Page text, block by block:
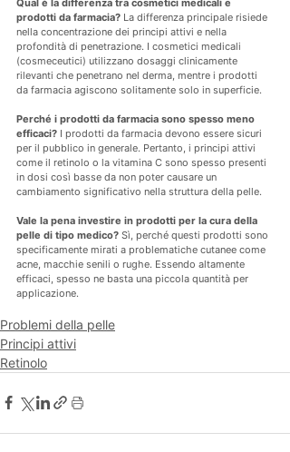
prodotti da farmacia? La differenza principale risiede
nella concentrazione dei principi attivi e nella
profondità di penetrazione. I cosmetici medicali
(cosmeceutici) utilizzano dosaggi clinicamente
rilevanti che penetrano nel derma, mentre i prodotti
da farmacia agiscono solitamente solo in superficie.
Perché i prodotti da farmacia sono spesso meno
efficaci? I prodotti da farmacia devono essere sicuri
per il pubblico in generale. Pertanto, i principi attivi
come il retinolo o la vitamina C sono spesso presenti
in dosi così basse da non poter causare un
cambiamento significativo nella struttura della pelle.
Vale la pena investire in prodotti per la cura della
pelle di tipo medico? Sì, perché questi prodotti sono
specificamente mirati a problematiche cutanee come
acne, macchie senili o rughe. Essendo altamente
efficaci, spesso ne basta una piccola quantità per
applicazione.
Problemi della pelle
Principi attivi
Retinolo